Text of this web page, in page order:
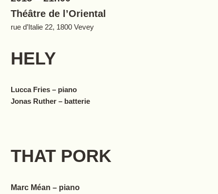
Théâtre de l’Oriental
rue d’Italie 22, 1800 Vevey
HELY
Lucca Fries – piano
Jonas Ruther – batterie
THAT PORK
Marc Méan – piano